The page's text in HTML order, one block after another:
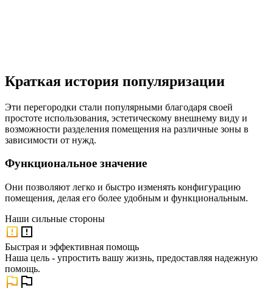
Краткая история популяризации
Эти перегородки стали популярными благодаря своей
простоте использования, эстетическому внешнему виду и
возможности разделения помещения на различные зоны в
зависимости от нужд.
Функциональное значение
Они позволяют легко и быстро изменять конфигурацию
помещения, делая его более удобным и функциональным.
Наши сильные стороны
Быстрая и эффективная помощь
Наша цель - упростить вашу жизнь, предоставляя надежную
помощь.